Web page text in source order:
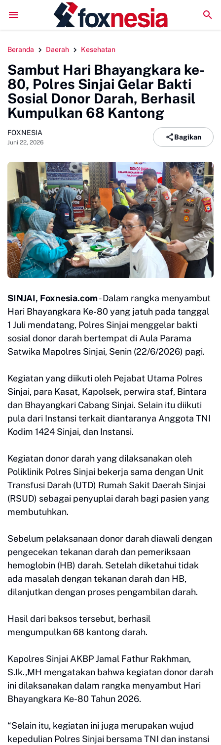
LPM Penalaran UNM Gelar Sidang Pleno, Evaluasi
Beranda Daerah Kesehatan
Sambut Hari Bhayangkara ke-
80, Polres Sinjai Gelar Bakti
Sosial Donor Darah, Berhasil
Kumpulkan 68 Kantong
FOXNESIA
Juni 22, 2026
Bagikan
SINJAI, Foxnesia.com- Dalam rangka menyambut
Hari Bhayangkara Ke-80 yang jatuh pada tanggal
1 Juli mendatang, Polres Sinjai menggelar bakti
sosial donor darah bertempat di Aula Parama
Satwika Mapolres Sinjai, Senin (22/6/2026)⁣⁣ pagi.
Kegiatan yang diikuti oleh Pejabat Utama Polres
Sinjai, para Kasat, Kapolsek, perwira staf, Bintara
dan Bhayangkari Cabang Sinjai. Selain itu diikuti
pula dari Instansi terkait diantaranya Anggota TNI
Kodim 1424 Sinjai, dan Instansi.
Kegiatan donor darah yang dilaksanakan oleh
Poliklinik Polres Sinjai bekerja sama dengan Unit
Transfusi Darah (UTD) Rumah Sakit Daerah Sinjai
(RSUD) sebagai penyuplai darah bagi pasien yang
membutuhkan.
Sebelum pelaksanaan donor darah diawali dengan
pengecekan tekanan darah dan pemeriksaan
hemoglobin (HB) darah. Setelah diketahui tidak
ada masalah dengan tekanan darah dan HB,
dilanjutkan dengan proses pengambilan darah.
Hasil dari baksos tersebut, berhasil
mengumpulkan 68 kantong darah.
Kapolres Sinjai AKBP Jamal Fathur Rakhman,
S.Ik.,MH mengatakan bahwa kegiatan donor darah
ini dilaksanakan dalam rangka menyambut Hari
Bhayangkara Ke-80 Tahun 2026.
“Selain itu, kegiatan ini juga merupakan wujud
kepedulian Polres Sinjai bersama TNI dan instansi